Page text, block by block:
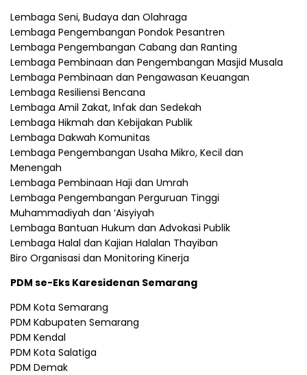
Lembaga Seni, Budaya dan Olahraga
Lembaga Pengembangan Pondok Pesantren
Lembaga Pengembangan Cabang dan Ranting
Lembaga Pembinaan dan Pengembangan Masjid Musala
Lembaga Pembinaan dan Pengawasan Keuangan
Lembaga Resiliensi Bencana
Lembaga Amil Zakat, Infak dan Sedekah
Lembaga Hikmah dan Kebijakan Publik
Lembaga Dakwah Komunitas
Lembaga Pengembangan Usaha Mikro, Kecil dan
Menengah
Lembaga Pembinaan Haji dan Umrah
Lembaga Pengembangan Perguruan Tinggi
Muhammadiyah dan ‘Aisyiyah
Lembaga Bantuan Hukum dan Advokasi Publik
Lembaga Halal dan Kajian Halalan Thayiban
Biro Organisasi dan Monitoring Kinerja
PDM se-Eks Karesidenan Semarang
PDM Kota Semarang
PDM Kabupaten Semarang
PDM Kendal
PDM Kota Salatiga
PDM Demak